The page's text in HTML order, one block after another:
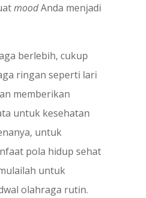
moodAnda menjadi
berlebih, cukup
ringan seperti lari
memberikan
untuk kesehatan
untuk
pola hidup sehat
untuk
olahraga rutin.